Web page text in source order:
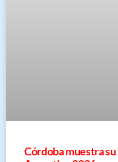
Córdoba muestra